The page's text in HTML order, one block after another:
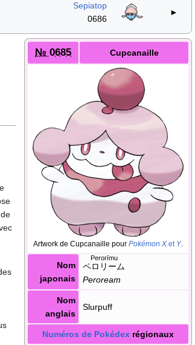
Sepiatop
0686
►
№ 0685 Cupcanaille
Artwork de Cupcanaille pour Pokémon X et Y.
Nom
japonais
ペロリーム
Perorīmu
Peroream
Nom
anglais
Slurpuff
Numéros de Pokédex régionaux